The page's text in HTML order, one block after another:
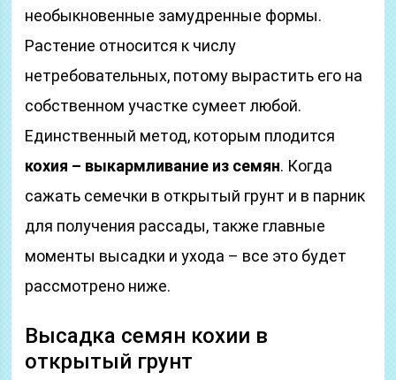
необыкновенные замудренные формы.
Растение относится к числу
нетребовательных, потому вырастить его на
собственном участке сумеет любой.
Единственный метод, которым плодится
кохия – выкармливание из семян. Когда
сажать семечки в открытый грунт и в парник
для получения рассады, также главные
моменты высадки и ухода – все это будет
рассмотрено ниже.
Высадка семян кохии в
открытый грунт